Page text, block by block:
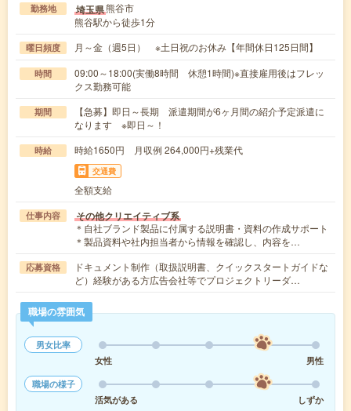
勤務地 埼玉県熊谷市
熊谷駅から徒歩1分
曜日頻度 月～金（週5日） ※土日祝のお休み【年間休日125日間】
時間
09:00～18:00(実働8時間 休憩1時間)※直接雇用後はフレッ
クス勤務可能
期間
【急募】即日～長期 派遣期間が6ヶ月間の紹介予定派遣に
なります ※即日～！
時給 時給1650円 月収例 264,000円+残業代
交通費
全額支給
仕事内容 その他クリエイティブ系
＊自社ブランド製品に付属する説明書・資料の作成サポート
＊製品資料や社内担当者から情報を確認し、内容を…
応募資格
ドキュメント制作（取扱説明書、クイックスタートガイドな
ど）経験がある方広告会社等でプロジェクトリーダ…
職場の雰囲気
男女比率
女性
男性
職場の様子
活気がある
しずか